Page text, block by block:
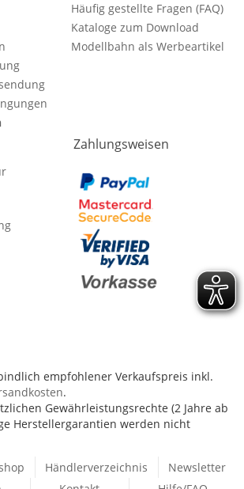
Häufig gestellte Fragen (FAQ)
Kataloge zum Download
Modellbahn als Werbeartikel
Zahlungsweisen
empfohlener Verkaufspreis inkl.
.
Gewährleistungsrechte (2 Jahre ab
Herstellergarantien werden nicht
Händlerverzeichnis
Newsletter